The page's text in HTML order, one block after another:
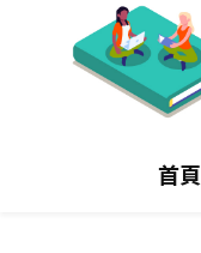
首頁